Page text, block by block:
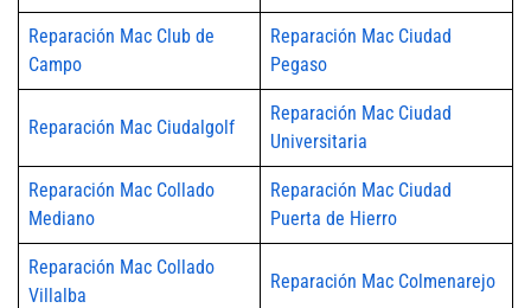
Reparación Mac Club de
Campo
Reparación Mac Ciudad
Pegaso
Reparación Mac Ciudalgolf
Reparación Mac Ciudad
Universitaria
Reparación Mac Collado
Mediano
Reparación Mac Ciudad
Puerta de Hierro
Reparación Mac Collado
Villalba
Reparación Mac Colmenarejo